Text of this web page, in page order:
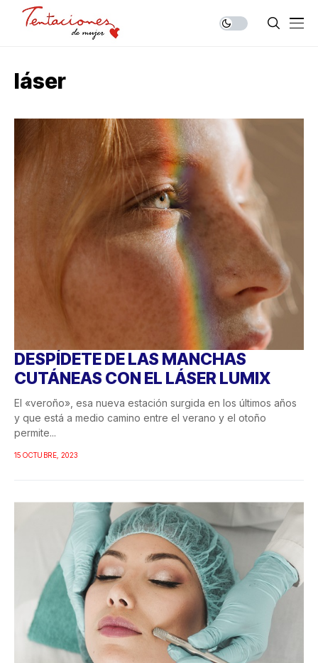
láser
DESPÍDETE DE LAS MANCHAS
CUTÁNEAS CON EL LÁSER LUMIX
El «veroño», esa nueva estación surgida en los últimos años
y que está a medio camino entre el verano y el otoño
permite...
15 OCTUBRE, 2023